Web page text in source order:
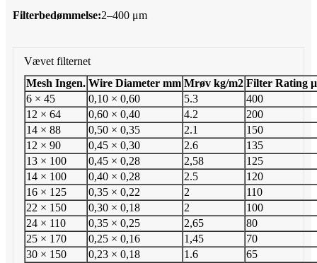
Filterbedømmelse:2–400 μm
Vævet filternet
Mesh Ingen. Wire Diameter mm Mrøv kg/m2 Filter Rating μ
6 × 45
0,10 × 0,60 5.3
400
12 × 64
0,60 × 0,40 4.2
200
14 × 88
0,50 × 0,35 2.1
150
12 × 90
0,45 × 0,30 2.6
135
13 × 100
0,45 × 0,28 2,58
125
14 × 100
0,40 × 0,28 2.5
120
16 × 125
0,35 × 0,22 2
110
22 × 150
0,30 × 0,18 2
100
24 × 110
0,35 × 0,25 2,65
80
25 × 170
0,25 × 0,16 1,45
70
30 × 150
0,23 × 0,18 1.6
65